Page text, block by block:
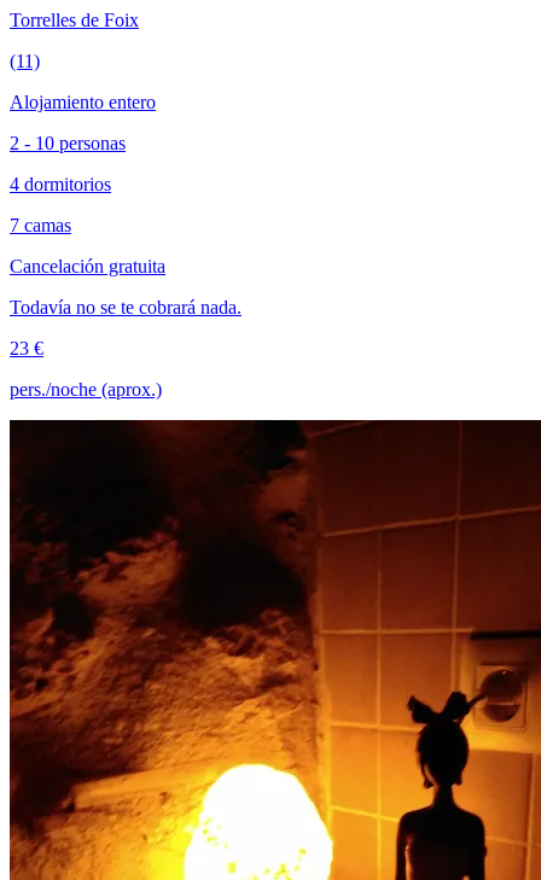
Torrelles de Foix
(11)
Alojamiento entero
2 - 10 personas
4 dormitorios
7 camas
Cancelación gratuita
Todavía no se te cobrará nada.
23 €
pers./noche (aprox.)